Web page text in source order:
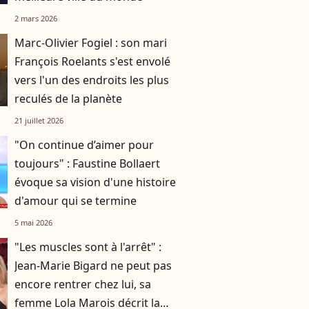
2 mars 2026
Marc-Olivier Fogiel : son mari
François Roelants s'est envolé
vers l'un des endroits les plus
reculés de la planète
21 juillet 2026
"On continue d’aimer pour
toujours" : Faustine Bollaert
évoque sa vision d'une histoire
d'amour qui se termine
5 mai 2026
"Les muscles sont à l'arrêt" :
Jean-Marie Bigard ne peut pas
encore rentrer chez lui, sa
femme Lola Marois décrit la